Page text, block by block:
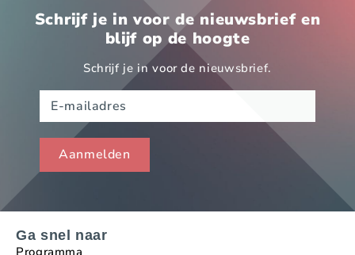
Schrijf je in voor de nieuwsbrief en
blijf op de hoogte
Schrijf je in voor de nieuwsbrief.
Ga snel naar
Programma